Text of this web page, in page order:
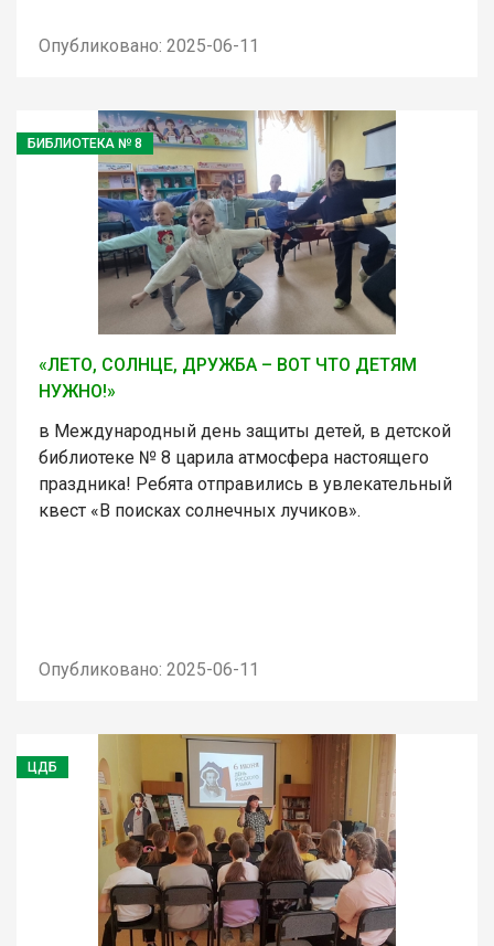
Опубликовано: 2025-06-11
БИБЛИОТЕКА № 8
«ЛЕТО, СОЛНЦЕ, ДРУЖБА – ВОТ ЧТО ДЕТЯМ
НУЖНО!»
в Международный день защиты детей, в детской
библиотеке № 8 царила атмосфера настоящего
праздника! Ребята отправились в увлекательный
квест «В поисках солнечных лучиков».
Опубликовано: 2025-06-11
ЦДБ